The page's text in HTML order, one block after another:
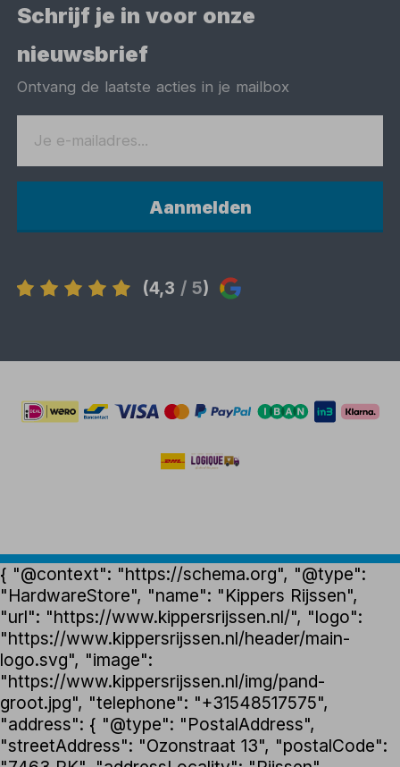
Schrijf je in voor onze
nieuwsbrief
Ontvang de laatste acties in je mailbox
Aanmelden
(4,3 / 5)
{ "@context": "https://schema.org", "@type":
"HardwareStore", "name": "Kippers Rijssen",
"url": "https://www.kippersrijssen.nl/", "logo":
"https://www.kippersrijssen.nl/header/main-
logo.svg", "image":
"https://www.kippersrijssen.nl/img/pand-
groot.jpg", "telephone": "+31548517575",
"address": { "@type": "PostalAddress",
"streetAddress": "Ozonstraat 13", "postalCode":